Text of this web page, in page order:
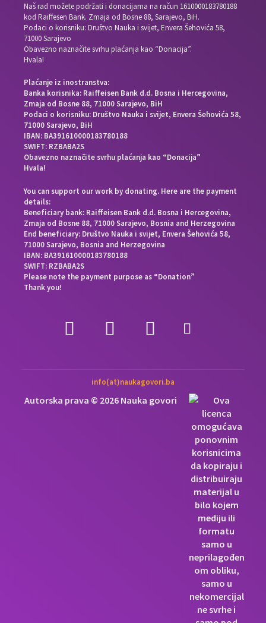
Naš rad možete podržati i donacijama na račun 1610000183780188
kod Raiffesen Bank. Zmaja od Bosne 88, Sarajevo, BiH.
Podaci o korisniku: Društvo Nauka i svijet, Envera Šehovića 58,
71000 Sarajevo
Obavezno naznačite svrhu plaćanja kao “Donacija”.
Hvala!
Plaćanje iz inostranstva:
Banka korisnika: Raiffeisen Bank d.d. Bosna i Hercegovina,
Zmaja od Bosne 88, 71000 Sarajevo, BiH
Podaci o korisniku: Društvo Nauka i svijet, Envera Šehovića 58,
71000 Sarajevo, BiH
IBAN: BA391610000183780188
SWIFT: RZBABA2S
Obavezno naznačite svrhu plaćanja kao “Donacija”
Hvala!
You can support our work by donating. Here are the payment
details:
Beneficiary bank: Raiffeisen Bank d.d. Bosna i Hercegovina,
Zmaja od Bosne 88, 71000 Sarajevo, Bosnia and Herzegovina
End beneficiary: Društvo Nauka i svijet, Envera Šehovića 58,
71000 Sarajevo, Bosnia and Herzegovina
IBAN: BA391610000183780188
SWIFT: RZBABA2S
Please note the payment purpose as “Donation”
Thank you!
info(at)naukagovori.ba
Autorska prava © 2026 Nauka govori